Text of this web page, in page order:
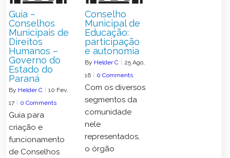
Guia –
Conselhos
Municipais de
Direitos
Humanos –
Governo do
Estado do
Paraná
By Helder C 10 Fev,
17
0 Comments
Guia para
criação e
funcionamento
de Conselhos
Conselho
Municipal de
Educação:
participação
e autonomia
By Helder C 25 Ago,
16
0 Comments
Com os diversos
segmentos da
comunidade
nele
representados,
o órgão